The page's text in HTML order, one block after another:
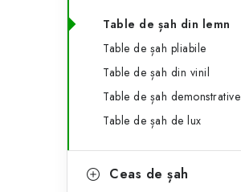
t
l
i
Table de șah din lemn
Table de șah pliabile
Table de șah din vinil
Table de șah demonstrative
Table de șah de lux
Ceas de șah